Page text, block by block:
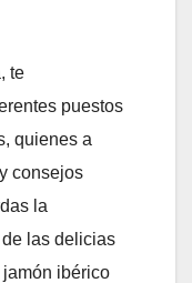
te
puestos
quienes a
consejos
la
las delicias
ibérico